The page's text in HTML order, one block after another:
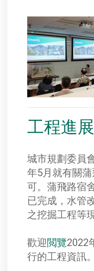
工程進展
城市規劃委員
年5月就有關
可。蒲飛路宿
已完成，水管
之挖掘工程等
歡迎閲覽2022
行的工程資訊。